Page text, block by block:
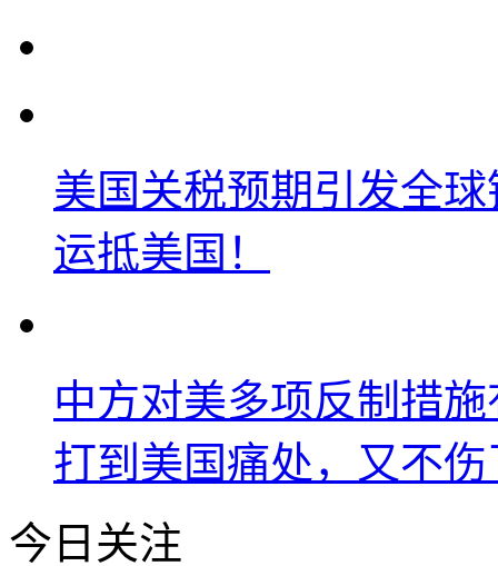
美国关税预期引发全
运抵美国！
中方对美多项反制措
打到美国痛处，又不
今日关注